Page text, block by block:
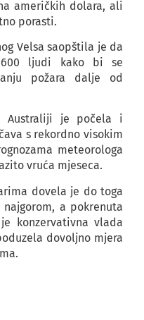
američkih dolara, ali
porasti.
Velsa saopštila je da
ljudi kako bi se
požara dalje od
Australiji je počela i
s rekordno visokim
meteorologa
vruća mjeseca.
dovela je do toga
a pokrenuta
konzervativna vlada
dovoljno mjera